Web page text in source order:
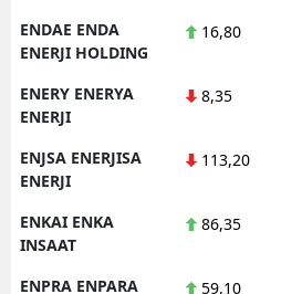
ENDAE ENDA
ENERJI HOLDING
16,80
ENERY ENERYA
ENERJI
8,35
ENJSA ENERJISA
ENERJI
113,20
ENKAI ENKA
INSAAT
86,35
ENPRA ENPARA
59,10